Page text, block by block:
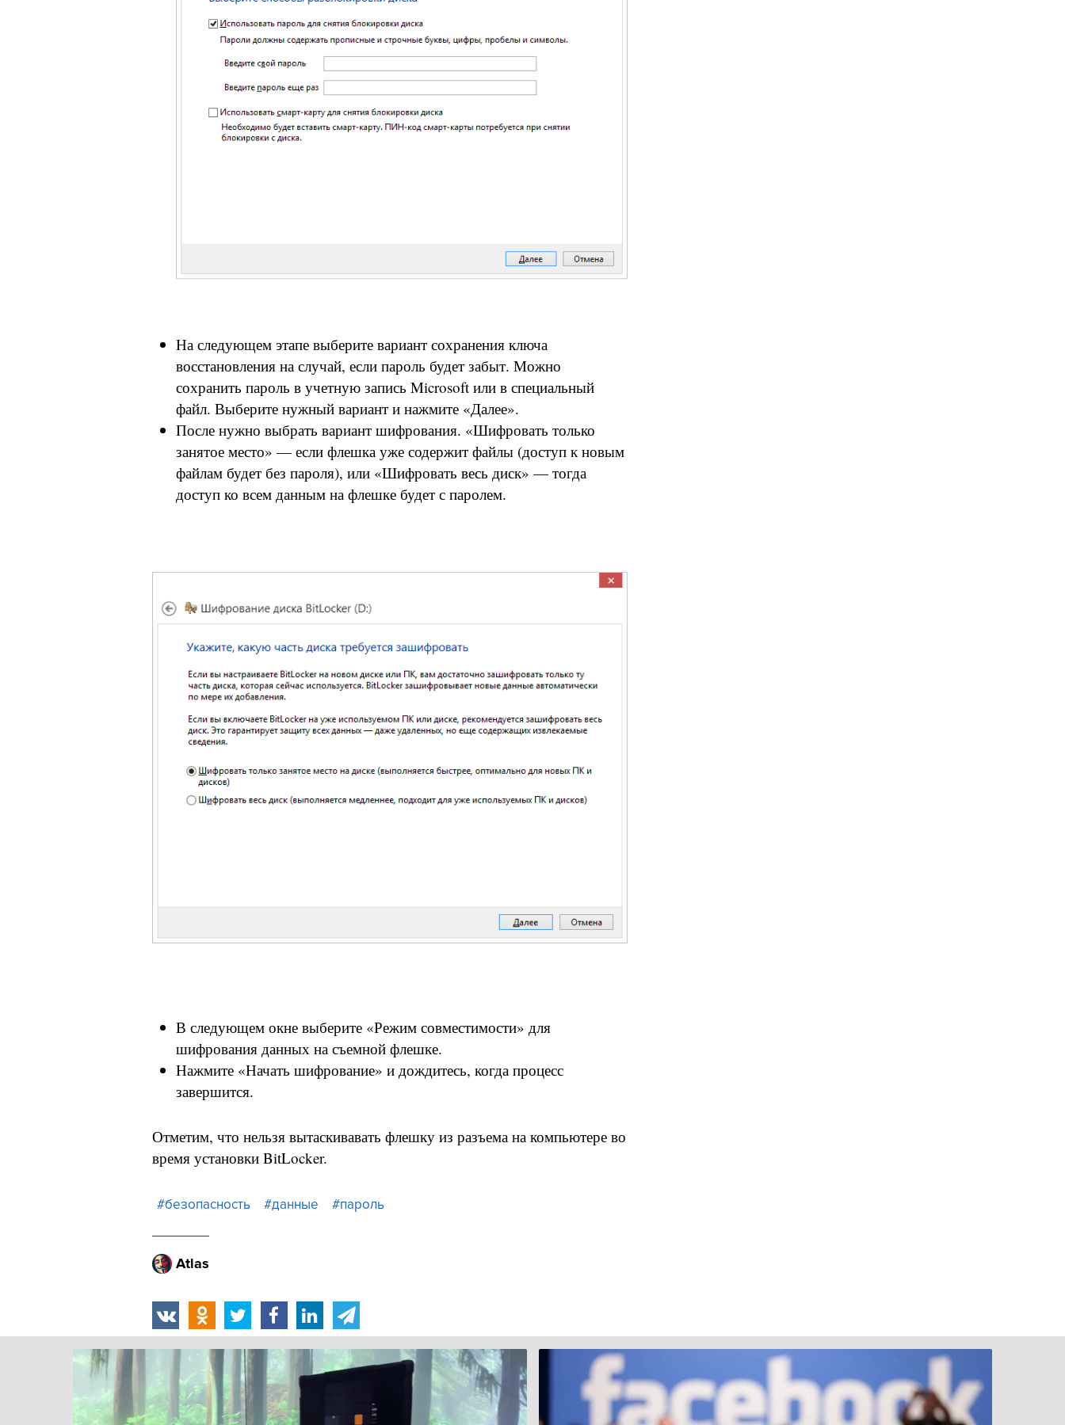
На следующем этапе выберите вариант сохранения ключа
восстановления на случай, если пароль будет забыт. Можно
сохранить пароль в учетную запись Microsoft или в специальный
файл. Выберите нужный вариант и нажмите «Далее».
После нужно выбрать вариант шифрования. «Шифровать только
занятое место» — если флешка уже содержит файлы (доступ к новым
файлам будет без пароля), или «Шифровать весь диск» — тогда
доступ ко всем данным на флешке будет с паролем.
В следующем окне выберите «Режим совместимости» для
шифрования данных на съемной флешке.
Нажмите «Начать шифрование» и дождитесь, когда процесс
завершится.
Отметим, что нельзя вытаскивавать флешку из разъема на компьютере во
время установки BitLocker.
#безопасность #данные #пароль
Atlas